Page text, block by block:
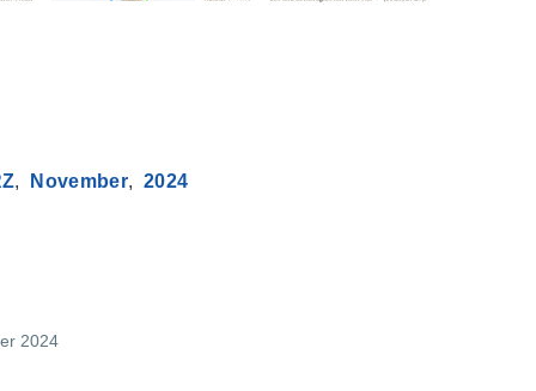
November 2024
2024